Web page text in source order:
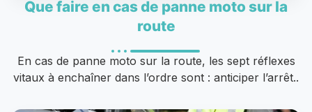
Que faire en cas de panne moto sur la
route
En cas de panne moto sur la route, les sept réflexes
vitaux à enchaîner dans l’ordre sont : anticiper l’arrêt..